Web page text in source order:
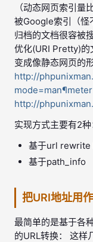
（动态网页索引
被Google索引（怪
归档的文档很容被
优化(URI Pretty)的
变成像静态网页的
http://
http://
实现方式主要有2种
基于url rewrite
基于path_info
把URI地址用
最简单的是基于各
的URL转换： 这样